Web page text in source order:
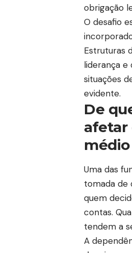
obrigação
O desafio
Estruturas
liderança e
situações
evidente.
De
afetar
Uma das
tomada de
quem
contas.
tendem a
A